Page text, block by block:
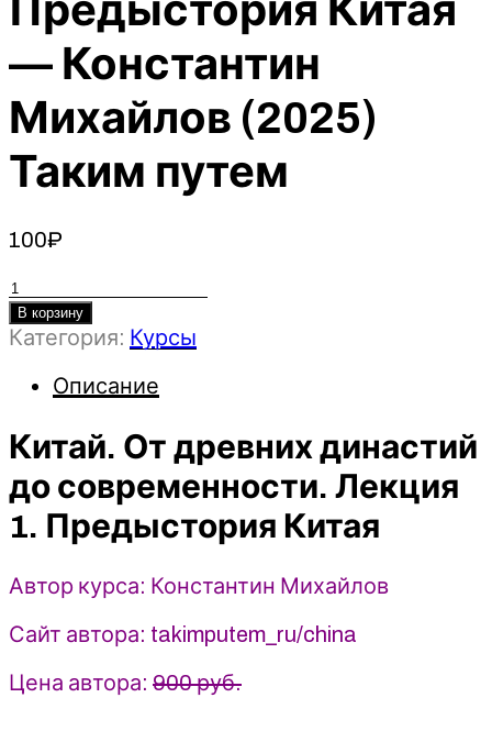
Предыстория Китая
— Константин
Михайлов (2025)
Таким путем
100₽
Количество
товара
Китай.
древних
до
современности.
Лекция
1.
Предыстория
Китая
-
Константин
Михайлов
(2025)
Таким
В корзину
Категория: Курсы
Описание
Китай. От древних династий
до современности. Лекция
1. Предыстория Китая
Автор курса: Константин Михайлов
Сайт автора: takimputem_ru/china
Цена автора: 900 руб.